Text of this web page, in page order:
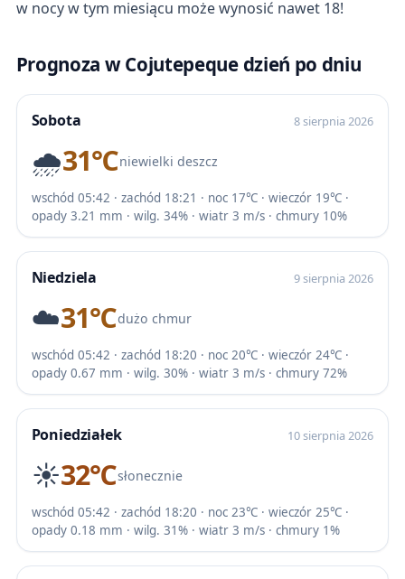
w nocy w tym miesiącu może wynosić nawet 18!
Prognoza w Cojutepeque dzień po dniu
Sobota 8 sierpnia 2026
🌧️31℃niewielki deszcz
wschód 05:42 · zachód 18:21 · noc 17℃ · wieczór 19℃ ·
opady 3.21 mm · wilg. 34% · wiatr 3 m/s · chmury 10%
Niedziela 9 sierpnia 2026
☁️31℃dużo chmur
wschód 05:42 · zachód 18:20 · noc 20℃ · wieczór 24℃ ·
opady 0.67 mm · wilg. 30% · wiatr 3 m/s · chmury 72%
Poniedziałek 10 sierpnia 2026
☀️32℃słonecznie
wschód 05:42 · zachód 18:20 · noc 23℃ · wieczór 25℃ ·
opady 0.18 mm · wilg. 31% · wiatr 3 m/s · chmury 1%